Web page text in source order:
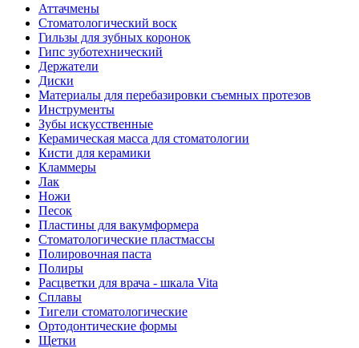
Аттачмены
Стоматологический воск
Гильзы для зубных коронок
Гипс зуботехнический
Держатели
Диски
Материалы для перебазировки съемных протезов
Инструменты
Зубы искусственные
Керамическая масса для стоматологии
Кисти для керамики
Кламмеры
Лак
Ножи
Песок
Пластины для вакумформера
Стоматологические пластмассы
Полировочная паста
Полиры
Расцветки для врача - шкала Vita
Сплавы
Тигели стоматологические
Ортодонтические формы
Щетки